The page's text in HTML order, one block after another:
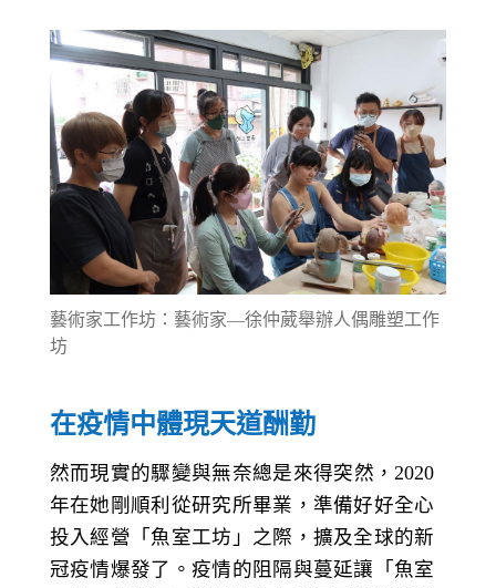
藝術家工作坊：藝術家—徐仲葳舉辦人偶雕塑工作
坊
在疫情中體現天道酬勤
然而現實的驟變與無奈總是來得突然，2020
年在她剛順利從研究所畢業，準備好好全心
投入經營「魚室工坊」之際，擴及全球的新
冠疫情爆發了。疫情的阻隔與蔓延讓「魚室